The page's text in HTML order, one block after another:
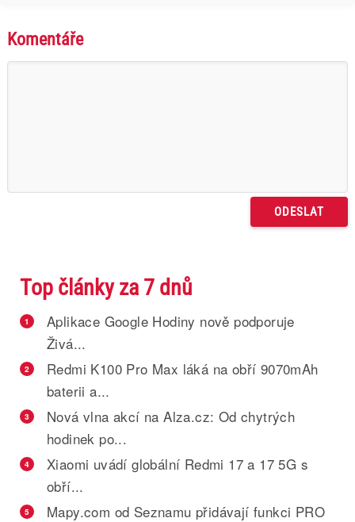
Komentáře
Top články za 7 dnů
1
Aplikace Google Hodiny nově podporuje
Živá...
2
Redmi K100 Pro Max láká na obří 9070mAh
baterii a...
3
Nová vlna akcí na Alza.cz: Od chytrých
hodinek po...
4
Xiaomi uvádí globální Redmi 17 a 17 5G s
obří...
5
Mapy.com od Seznamu přidávají funkci PRO